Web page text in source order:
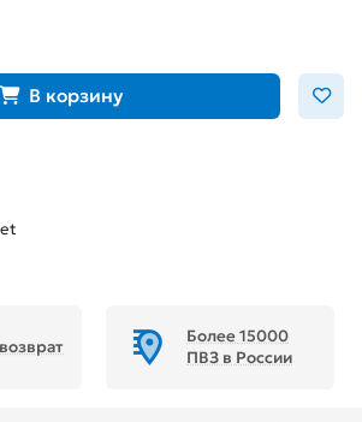
В корзину
Более 15000
ПВЗ в России